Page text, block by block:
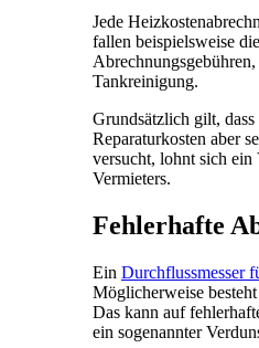
Jede
fallen beispielsweise
Tankreinigung.
Grundsätzlich gilt,
Reparaturkosten aber
versucht, lohnt sich ein
Vermieters.
Fehlerhafte
Ein Durchflussmesser
Möglicherweise
Das kann auf
ein sogenannter